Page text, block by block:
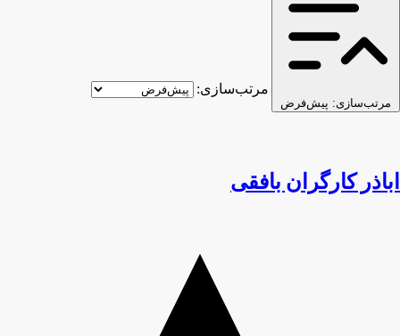
مرتب‌سازی: پیش‌فرض
مرتب‌سازی:
اباذر کارگران بافقی